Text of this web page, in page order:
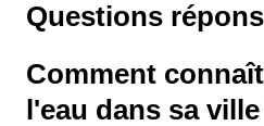
Questions
Comment
l'eau dans sa